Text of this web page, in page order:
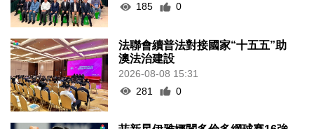
185
0
法聯會續普法對接國家“十五五”助
澳法治建設
2026-08-08 15:31
281
0